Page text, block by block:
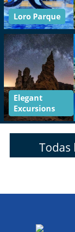
Loro Parque
Elegant
Excursions
Todas